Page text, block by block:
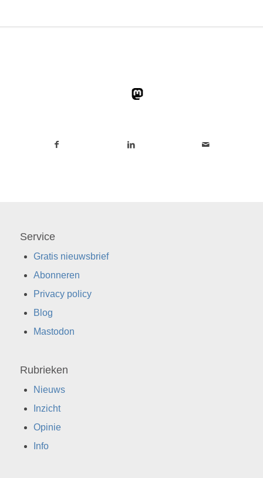
Service
Gratis nieuwsbrief
Abonneren
Privacy policy
Blog
Mastodon
Rubrieken
Nieuws
Inzicht
Opinie
Info